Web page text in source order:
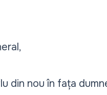
din nou în fața